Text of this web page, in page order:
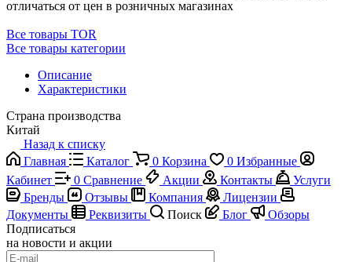
отличаться от цен в розничных магазинах
Все товары TOR
Все товары категории
Описание
Характеристики
Страна производства
Китай
Назад к списку
Главная
Каталог 0 Корзина 0 Избранные
Кабинет
0 Сравнение Акции Контакты
Услуги
Бренды
Отзывы Компания
Лицензии
Документы
Реквизиты Поиск Блог
Обзоры
Подписаться
на новости и акции